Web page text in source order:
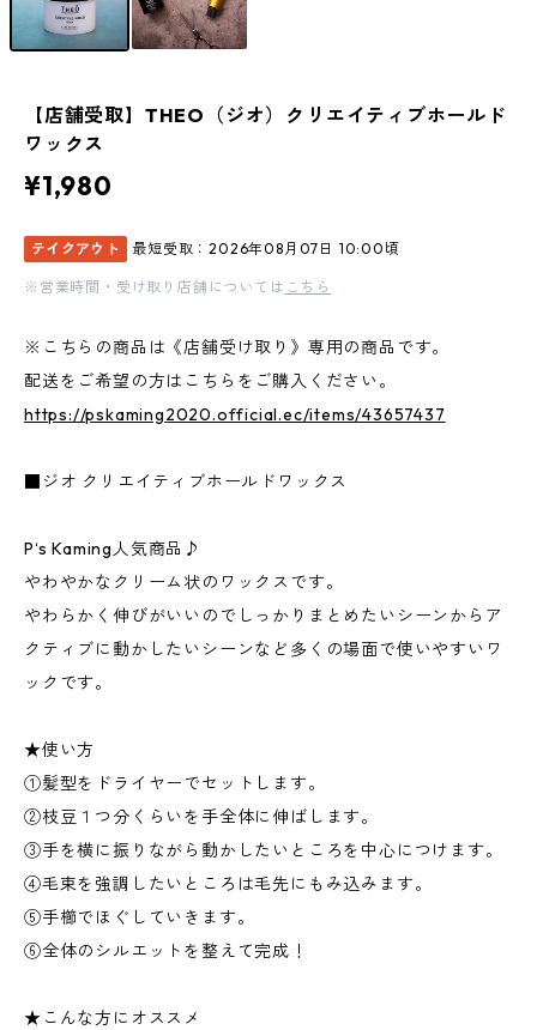
【店舗受取】THEO（ジオ）クリエイティブホールド
ワックス
¥1,980
テイクアウト 最短受取：2026年08月07日 10:00頃
※営業時間・受け取り店舗については こちら
※こちらの商品は《店舗受け取り》専用の商品です。
配送をご希望の方はこちらをご購入ください。
https://pskaming2020.official.ec/items/43657437
■ジオ クリエイティブホールドワックス
P‘s Kaming人気商品♪
やわやかなクリーム状のワックスです。
やわらかく伸びがいいのでしっかりまとめたいシーンからア
クティブに動かしたいシーンなど多くの場面で使いやすいワ
ックです。
★使い方
①髪型をドライヤーでセットします。
②枝豆１つ分くらいを手全体に伸ばします。
③手を横に振りながら動かしたいところを中心につけます。
④毛束を強調したいところは毛先にもみ込みます。
⑤手櫛でほぐしていきます。
⑥全体のシルエットを整えて完成！
★こんな方にオススメ